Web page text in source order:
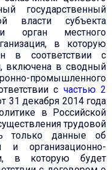
государственный
власти субъекта
орган местного
в которую
в соответствии с
включена в сводный
промышленного
с частью 2
31 декабря 2014 года
в Российской
трудовой
только данные об
и организационно-
в которую будет